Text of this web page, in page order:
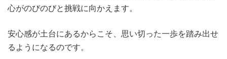
心がのびのびと挑戦に向かえます。
安心感が土台にあるからこそ、思い切った一歩を踏み出せ
るようになるのです。